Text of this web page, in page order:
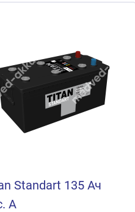
Standart 135 Ач
A